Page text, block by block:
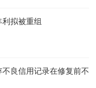
拟被重组
良信用记录在修复前不